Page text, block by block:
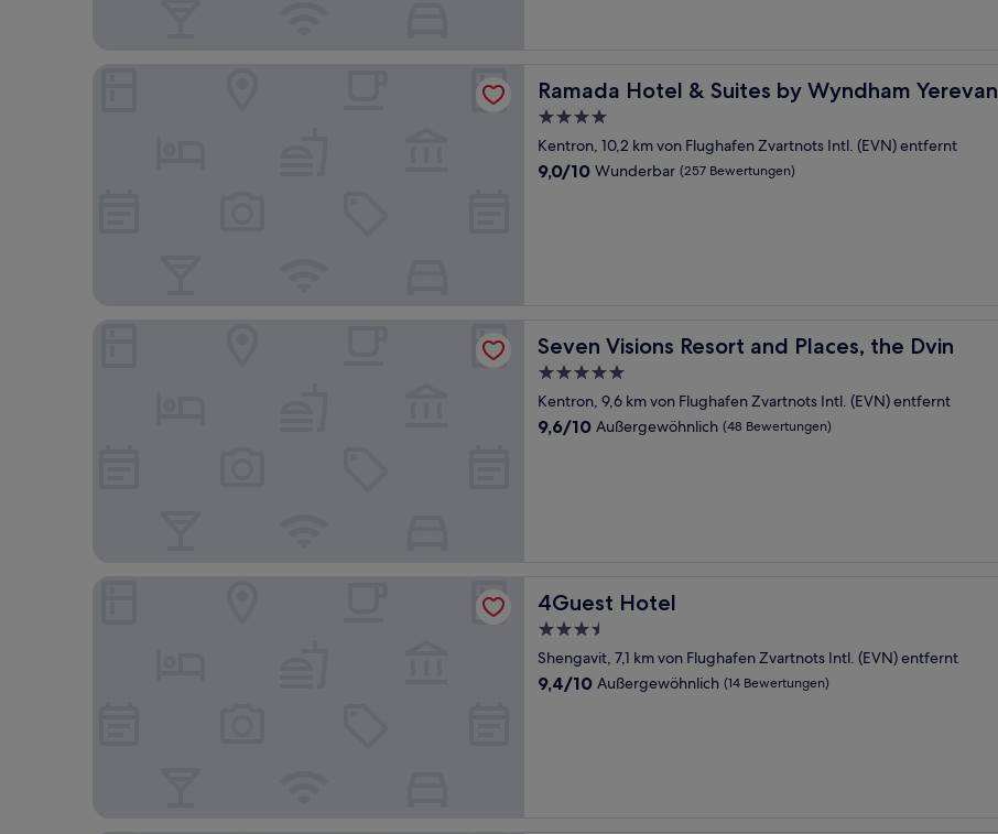
Ramada Hotel & Suites by Wyndham Yerevan
Ramada Hotel & Suites by Wyndham Yerevan
4.0-
Sterne-
Unterkunft
Kentron, 10,2 km von Flughafen Zvartnots Intl. (EVN) entfernt
9.0
9,0/10 Wunderbar (257 Bewertungen)
Ramada Hotel & Suites by Wyndham Yerevan
Seven Visions Resort and Places, the Dvin
Seven Visions Resort and Places, the Dvin
5.0-
Sterne-
Unterkunft
Kentron, 9,6 km von Flughafen Zvartnots Intl. (EVN) entfernt
9.6
9,6/10 Außergewöhnlich (48 Bewertungen)
4Guest Hotel
4Guest Hotel
3.5-
Sterne-
Unterkunft
Shengavit, 7,1 km von Flughafen Zvartnots Intl. (EVN) entfernt
9.4
9,4/10 Außergewöhnlich (14 Bewertungen)
4Guest Hotel